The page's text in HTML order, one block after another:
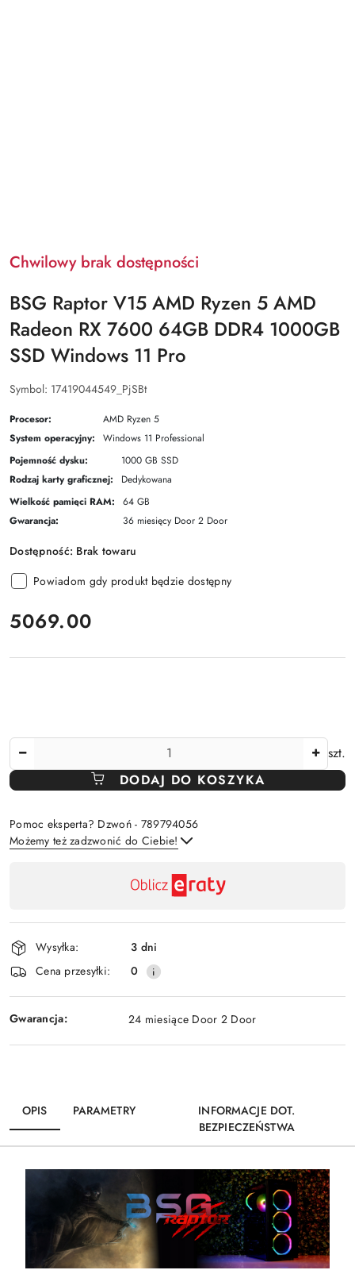
Chwilowy brak dostępności
BSG Raptor V15 AMD Ryzen 5 AMD
Radeon RX 7600 64GB DDR4 1000GB
SSD Windows 11 Pro
Symbol: 17419044549_PjSBt
Procesor:
AMD Ryzen 5
System operacyjny:
Windows 11 Professional
Pojemność dysku:
1000 GB SSD
Rodzaj karty graficznej:
Dedykowana
Wielkość pamięci RAM:
64 GB
Gwarancja:
36 miesięcy Door 2 Door
Dostępność: Brak towaru
Powiadom gdy produkt będzie dostępny
cena:
5069.00
szt.
DODAJ DO KOSZYKA
Pomoc eksperta? Dzwoń - 789794056
Możemy też zadzwonić do Ciebie!
płatność
i
dostawa
Wysyłka:
3 dni
Cena przesyłki:
0
Gwarancja: 24 miesiące Door 2 Door
OPIS PARAMETRY
INFORMACJE DOT.
BEZPIECZEŃSTWA